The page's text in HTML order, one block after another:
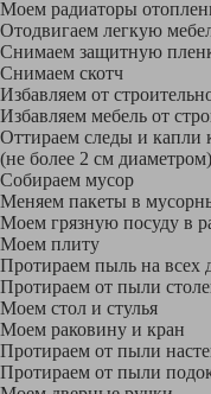
Моем радиаторы
Отодвигаем легкую
Снимаем защитную
Снимаем скотч
Избавляем от
Избавляем мебель от
Оттираем следы и капли
(не более 2 см диаметром)
Собираем мусор
Меняем пакеты в
Моем грязную посуду в
Моем плиту
Протираем пыль на всех
Протираем от пыли
Моем стол и стулья
Моем раковину и кран
Протираем от пыли
Протираем от пыли